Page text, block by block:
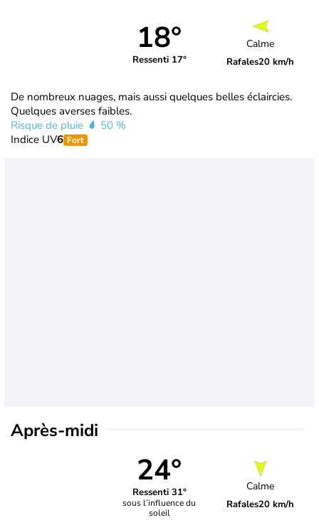
18°
Ressenti 17°
Calme
Rafales20 km/h
De nombreux nuages, mais aussi quelques belles éclaircies.
Quelques averses faibles.
Risque de pluie
50 %
Indice UV6 Fort
Après-midi
24°
Ressenti 31°
sous l’influence du
soleil
Calme
Rafales20 km/h